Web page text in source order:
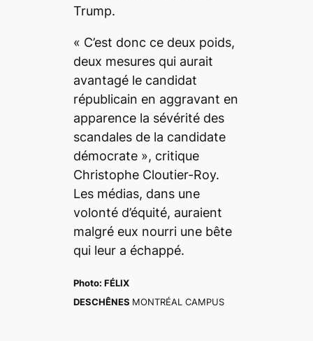
Trump.
« C’est donc ce deux poids,
deux mesures qui aurait
avantagé le candidat
républicain en aggravant en
apparence la sévérité des
scandales de la candidate
démocrate », critique
Christophe Cloutier-Roy.
Les médias, dans une
volonté d’équité, auraient
malgré eux nourri une bête
qui leur a échappé.
Photo: FÉLIX
DESCHÊNES MONTRÉAL CAMPUS